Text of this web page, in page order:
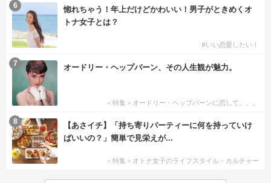
惚れちゃう！年上だけどかわいい！男子がときめくオ
トナ女子とは？
#いい恋愛したい！
6
オードリー・ヘップバーン、その人生観が魅力。
＜特集＞オードリー・ヘップバーンに恋して。。。
7
【あさイチ】「持ち寄りパーティーに何を持っていけ
ばいいの？」簡単で見栄えが...
＜特集＞オトナ女子のライフスタイル・カルチャー
8